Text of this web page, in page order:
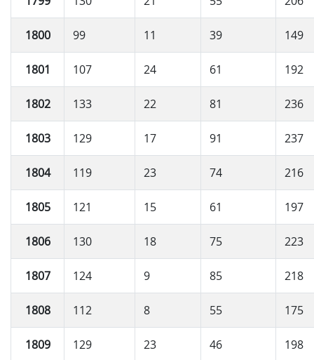
1800 99 11 39 149
1801 107 24 61 192
1802 133 22 81 236
1803 129 17 91 237
1804 119 23 74 216
1805 121 15 61 197
1806 130 18 75 223
1807 124 9 85 218
1808 112 8 55 175
1809 129 23 46 198